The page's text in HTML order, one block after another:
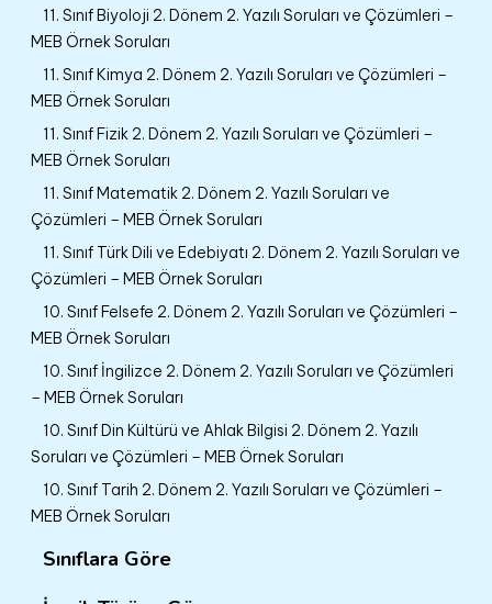
11. Sınıf Biyoloji 2. Dönem 2. Yazılı Soruları ve Çözümleri –
MEB Örnek Soruları
11. Sınıf Kimya 2. Dönem 2. Yazılı Soruları ve Çözümleri –
MEB Örnek Soruları
11. Sınıf Fizik 2. Dönem 2. Yazılı Soruları ve Çözümleri –
MEB Örnek Soruları
11. Sınıf Matematik 2. Dönem 2. Yazılı Soruları ve
Çözümleri – MEB Örnek Soruları
11. Sınıf Türk Dili ve Edebiyatı 2. Dönem 2. Yazılı Soruları ve
Çözümleri – MEB Örnek Soruları
10. Sınıf Felsefe 2. Dönem 2. Yazılı Soruları ve Çözümleri –
MEB Örnek Soruları
10. Sınıf İngilizce 2. Dönem 2. Yazılı Soruları ve Çözümleri
– MEB Örnek Soruları
10. Sınıf Din Kültürü ve Ahlak Bilgisi 2. Dönem 2. Yazılı
Soruları ve Çözümleri – MEB Örnek Soruları
10. Sınıf Tarih 2. Dönem 2. Yazılı Soruları ve Çözümleri –
MEB Örnek Soruları
Sınıflara Göre